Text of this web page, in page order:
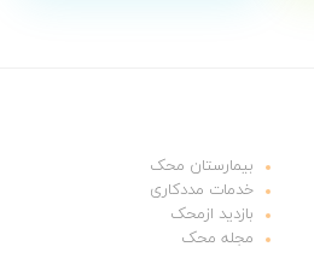
بیمارستان محک
خدمات مددکاری
بازدید ازمحک
مجله محک